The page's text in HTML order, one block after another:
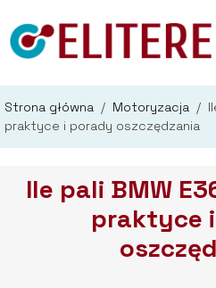
Strona główna / Motoryzacja /
praktyce i porady oszczędzania
Ile pali BMW
praktyce